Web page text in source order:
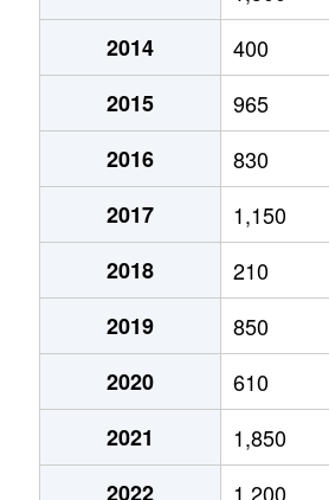
2014
400
2015
965
2016
830
2017
1,150
2018
210
2019
850
2020
610
2021
1,850
2022
1,200